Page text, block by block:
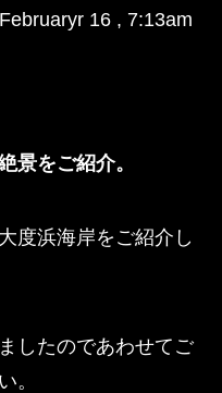
16 , 7:13am
景をご紹介。
度浜海岸をご紹介し
したのであわせてご
。